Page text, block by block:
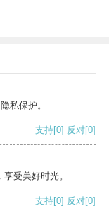
私保护。
支持[0] 反对[0]
受美好时光。
支持[0] 反对[0]